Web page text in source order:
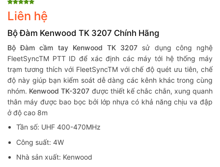
trên 5
dựa trên
đánh giá
Liên hệ
Bộ Đàm Kenwood TK 3207 Chính Hãng
Bộ Đàm cầm tay Kenwood TK 3207 sử dụng công nghệ
FleetSyncTM PTT ID để xác định các máy tới hệ thống máy
trạm tương thích với FleetSyncTM với chế độ quét ưu tiên, chế
độ này giúp bạn kiểm soát dễ dàng các kênh khác trong cùng
nhóm. Kenwood TK-3207 được thiết kế chắc chắn, xung quanh
thân máy được bao bọc bởi lớp nhựa có khả năng chịu va đập
ở độ cao 8m
Tần số: UHF 400-470MHz
Công suất: 4W
Nhà sản xuất: Kenwood